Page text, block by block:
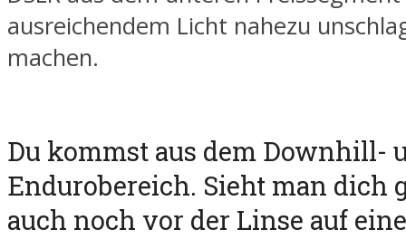
ausreichendem Licht nahezu
machen.
Du kommst aus dem Downhill-
Endurobereich. Sieht man dich
auch noch vor der Linse auf